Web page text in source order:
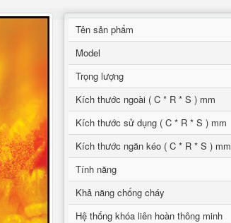
Tên sản phẩm
Model
Trọng lượng
Kích thước ngoài ( C * R * S ) mm
Kích thước sử dụng ( C * R * S ) mm
Kích thước ngăn kéo ( C * R * S ) mm
Tính năng
Khả năng chống cháy
Hệ thống khóa liên hoàn thông minh